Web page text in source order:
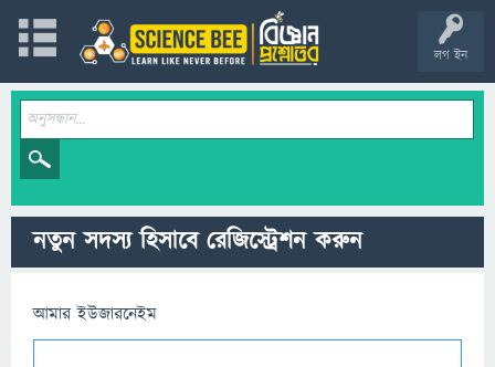
লগ ইন
নতুন সদস্য হিসাবে রেজিস্ট্রেশন করুন
আমার ইউজারনেইম